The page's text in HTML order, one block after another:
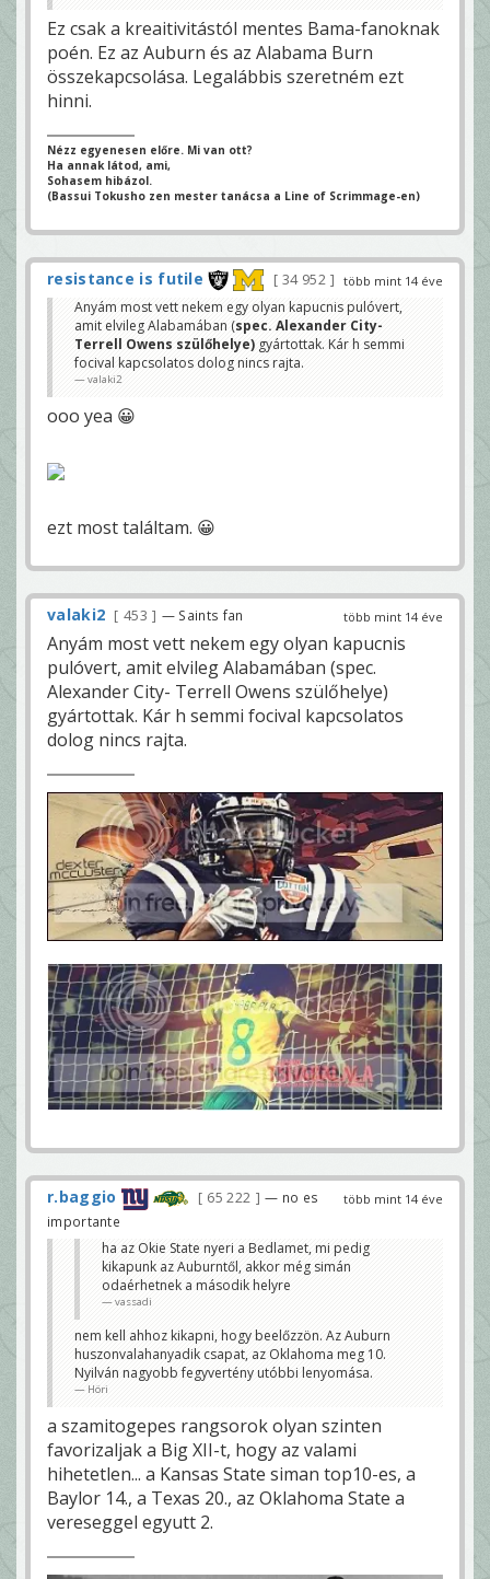
Ez csak a kreaitivitástól mentes Bama-fanoknak
poén. Ez az Auburn és az Alabama Burn
összekapcsolása. Legalábbis szeretném ezt
hinni.
Nézz egyenesen előre. Mi van ott?
Ha annak látod, ami,
Sohasem hibázol.
(Bassui Tokusho zen mester tanácsa a Line of Scrimmage-en)
több mint 14 éve
resistance is futile
34 952
Anyám most vett nekem egy olyan kapucnis pulóvert,
amit elvileg Alabamában (spec. Alexander City-
Terrell Owens szülőhelye) gyártottak. Kár h semmi
focival kapcsolatos dolog nincs rajta.
valaki2
ooo yea 😀
ezt most találtam. 😀
több mint 14 éve
valaki2 453 — Saints fan
Anyám most vett nekem egy olyan kapucnis
pulóvert, amit elvileg Alabamában (spec.
Alexander City- Terrell Owens szülőhelye)
gyártottak. Kár h semmi focival kapcsolatos
dolog nincs rajta.
több mint 14 éve
r.baggio 65 222
— no es
importante
ha az Okie State nyeri a Bedlamet, mi pedig
kikapunk az Auburntől, akkor még simán
odaérhetnek a második helyre
vassadi
nem kell ahhoz kikapni, hogy beelőzzön. Az Auburn
huszonvalahanyadik csapat, az Oklahoma meg 10.
Nyilván nagyobb fegyvertény utóbbi lenyomása.
Höri
a szamitogepes rangsorok olyan szinten
favorizaljak a Big XII-t, hogy az valami
hihetetlen... a Kansas State siman top10-es, a
Baylor 14., a Texas 20., az Oklahoma State a
vereseggel egyutt 2.